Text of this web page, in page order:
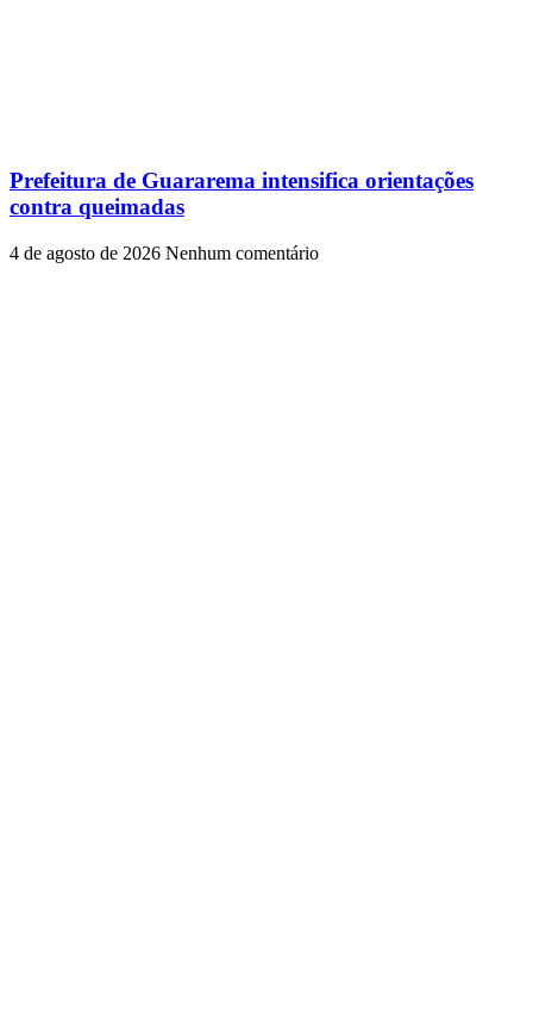
Prefeitura de Guararema intensifica orientações
contra queimadas
4 de agosto de 2026 Nenhum comentário